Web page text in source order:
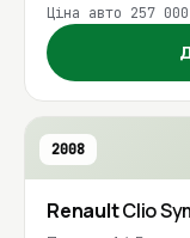
Ціна авто 257
2008
RenaultClio